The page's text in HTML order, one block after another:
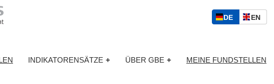
S
p
c
DED
S
ENE
I
INDIKATORENSÄTZE + ÜBER GBE + MEINE FUNDSTELLEN